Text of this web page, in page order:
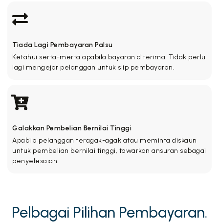
Tiada Lagi Pembayaran Palsu
Ketahui serta-merta apabila bayaran diterima. Tidak perlu
lagi mengejar pelanggan untuk slip pembayaran.
Galakkan Pembelian Bernilai Tinggi
Apabila pelanggan teragak-agak atau meminta diskaun
untuk pembelian bernilai tinggi, tawarkan ansuran sebagai
penyelesaian.
Pelbagai Pilihan Pembayaran.